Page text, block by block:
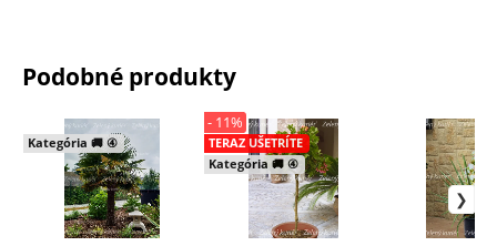
Podobné produkty
Kategória 🚚 ④
TERAZ UŠETRÍTE
Kategória 🚚 ④
- 11%